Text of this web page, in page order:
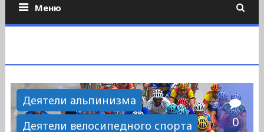
Меню
Деятели альпинизма
Деятели велосипедного спорта
0